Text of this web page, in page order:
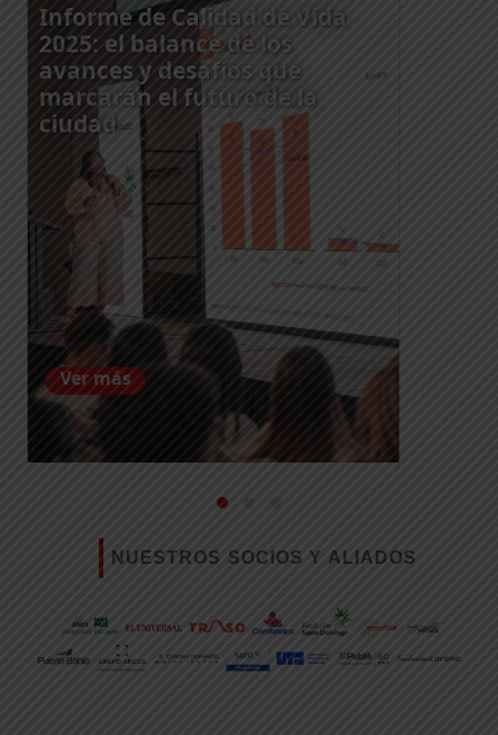
Informe de Calidad de Vida
2025: el balance de los
avances y desafíos que
marcarán el futuro de la
ciudad
Ver más
NUESTROS SOCIOS Y ALIADOS